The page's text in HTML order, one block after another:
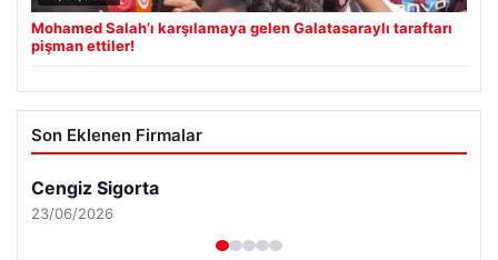
Mohamed Salah’ı karşılamaya gelen Galatasaraylı taraftarı
pişman ettiler!
Son Eklenen Firmalar